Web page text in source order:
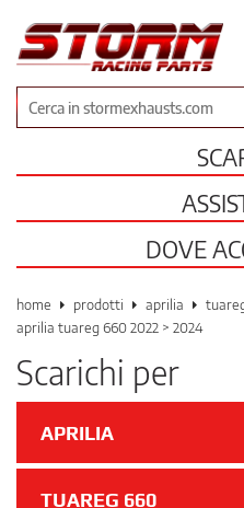
DOVE
home prodotti aprilia
aprilia tuareg 660 2022 > 2024
Scarichi per
APRILIA
TUAREG 660